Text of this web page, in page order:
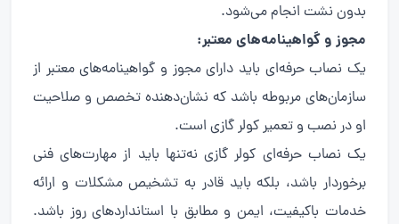
بدون نشت انجام می‌شود.
مجوز و گواهینامه‌های معتبر:
یک نصاب حرفه‌ای باید دارای مجوز و گواهینامه‌های معتبر از
سازمان‌های مربوطه باشد که نشان‌دهنده تخصص و صلاحیت
او در نصب و تعمیر کولر گازی است.
یک نصاب حرفه‌ای کولر گازی نه‌تنها باید از مهارت‌های فنی
برخوردار باشد، بلکه باید قادر به تشخیص مشکلات و ارائه
خدمات باکیفیت، ایمن و مطابق با استانداردهای روز باشد.